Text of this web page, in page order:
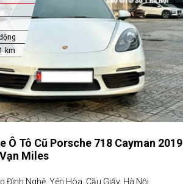
km
Ô Tô Cũ Porsche 718 Cayman 2019
Miles
Đình Nghệ, Yên Hòa, Cầu Giấy, Hà Nội